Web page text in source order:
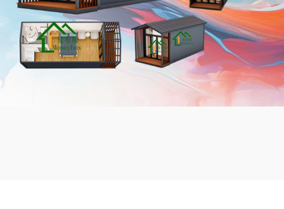
0106756
sales@
mbshou
se.com